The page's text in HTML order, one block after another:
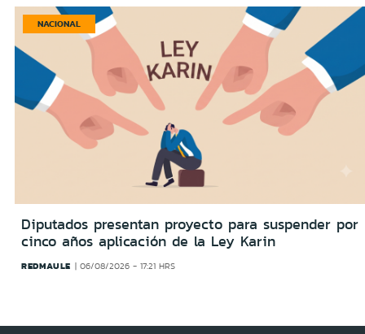
NACIONAL
Diputados presentan proyecto para suspender por
cinco años aplicación de la Ley Karin
REDMAULE 06/08/2026 - 17:21 HRS